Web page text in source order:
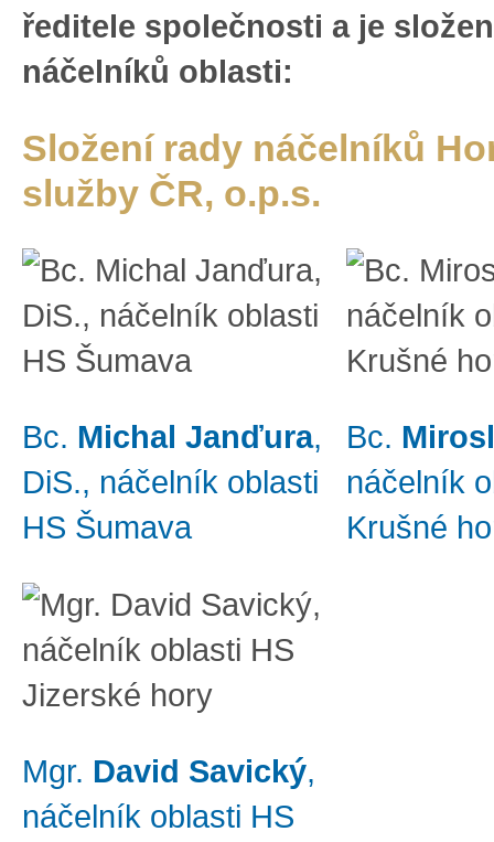
ředitele společnosti a je
náčelníků oblasti:
Složení rady náčelníků
služby ČR, o.p.s.
Bc. Michal Janďura,
DiS., náčelník oblasti
HS Šumava
Bc.
náčelník
Krušné
Mgr. David Savický,
náčelník oblasti HS